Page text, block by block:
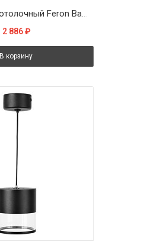
Светильник потолочный Feron Barrel HL3698 OLYMPUS levitation 12W, 230V, GX53, чёрный, на подвесе 1,7 м
2 886 ₽
В корзину